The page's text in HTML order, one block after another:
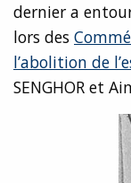
dernier a
lors des
l’abolition de
SENGHOR et